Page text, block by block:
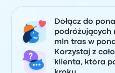
Dołącz do
podróżujących
mln tras w
Korzystaj z
klienta, która